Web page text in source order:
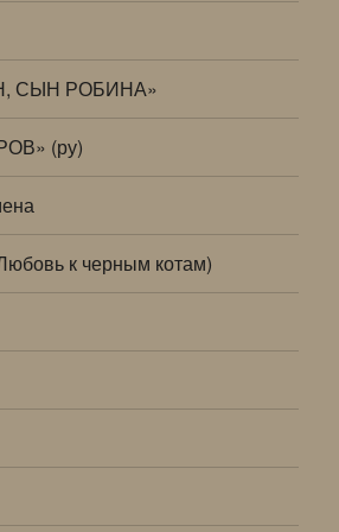
СЫН РОБИНА»
(ру)
к черным котам)